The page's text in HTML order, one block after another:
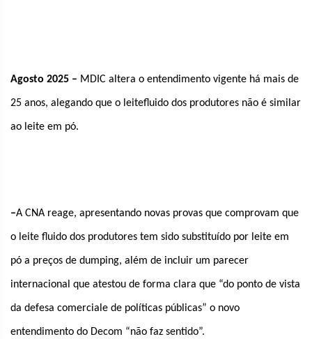
Agosto 2025 – MDIC altera o entendimento vigente há mais de
25 anos, alegando que o leitefluido dos produtores não é similar
ao leite em pó.
–A CNA reage, apresentando novas provas que comprovam que
o leite fluido dos produtores tem sido substituído por leite em
pó a preços de dumping, além de incluir um parecer
internacional que atestou de forma clara que “do ponto de vista
da defesa comerciale de políticas públicas” o novo
entendimento do Decom “não faz sentido”.